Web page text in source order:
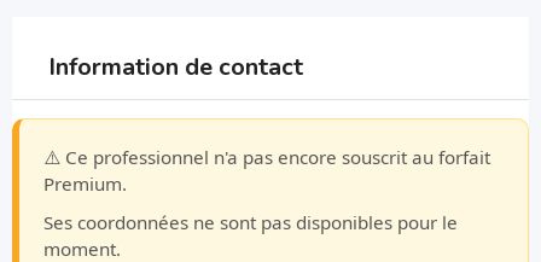
Information de contact
⚠️ Ce professionnel n'a pas encore souscrit au forfait
Premium.
Ses coordonnées ne sont pas disponibles pour le
moment.